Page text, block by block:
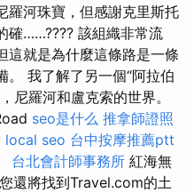
羅河珠寶，但感謝克里斯托
確……???? 該組織非常流
這就是為什麼這條路是一條
。 我了解了另一個“阿拉伯
尼羅河和盧克索的世界。
seo是什么 推拿師證照
local seo 台中按摩推薦ptt
台北會計師事務所 紅海無
還將找到Travel.com的土